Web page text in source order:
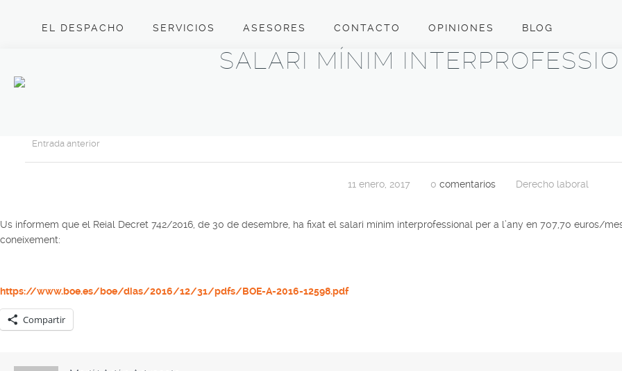
EL DESPACHO SERVICIOS ASESORES CONTACTO OPINIONES BLOG
SALARI MÍNIM
Entrada anterior
11 enero, 2017 0 comentarios Derecho laboral
Us informem que el Reial Decret 742/2016, de 30 de desembre, ha fixat el salari mínim interprofessional per a l’any en 707,70 euros/
coneixement:
https://www.boe.es/boe/dias/2016/12/31/pdfs/BOE-A-2016-12598.pdf
Compartir